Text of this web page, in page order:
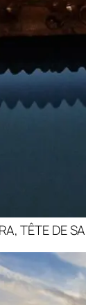
TÊTE DE